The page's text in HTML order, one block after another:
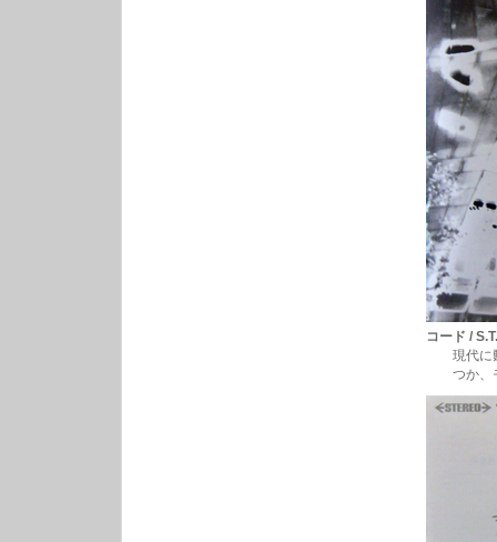
コード /
現代に甦っ
つか、モロ